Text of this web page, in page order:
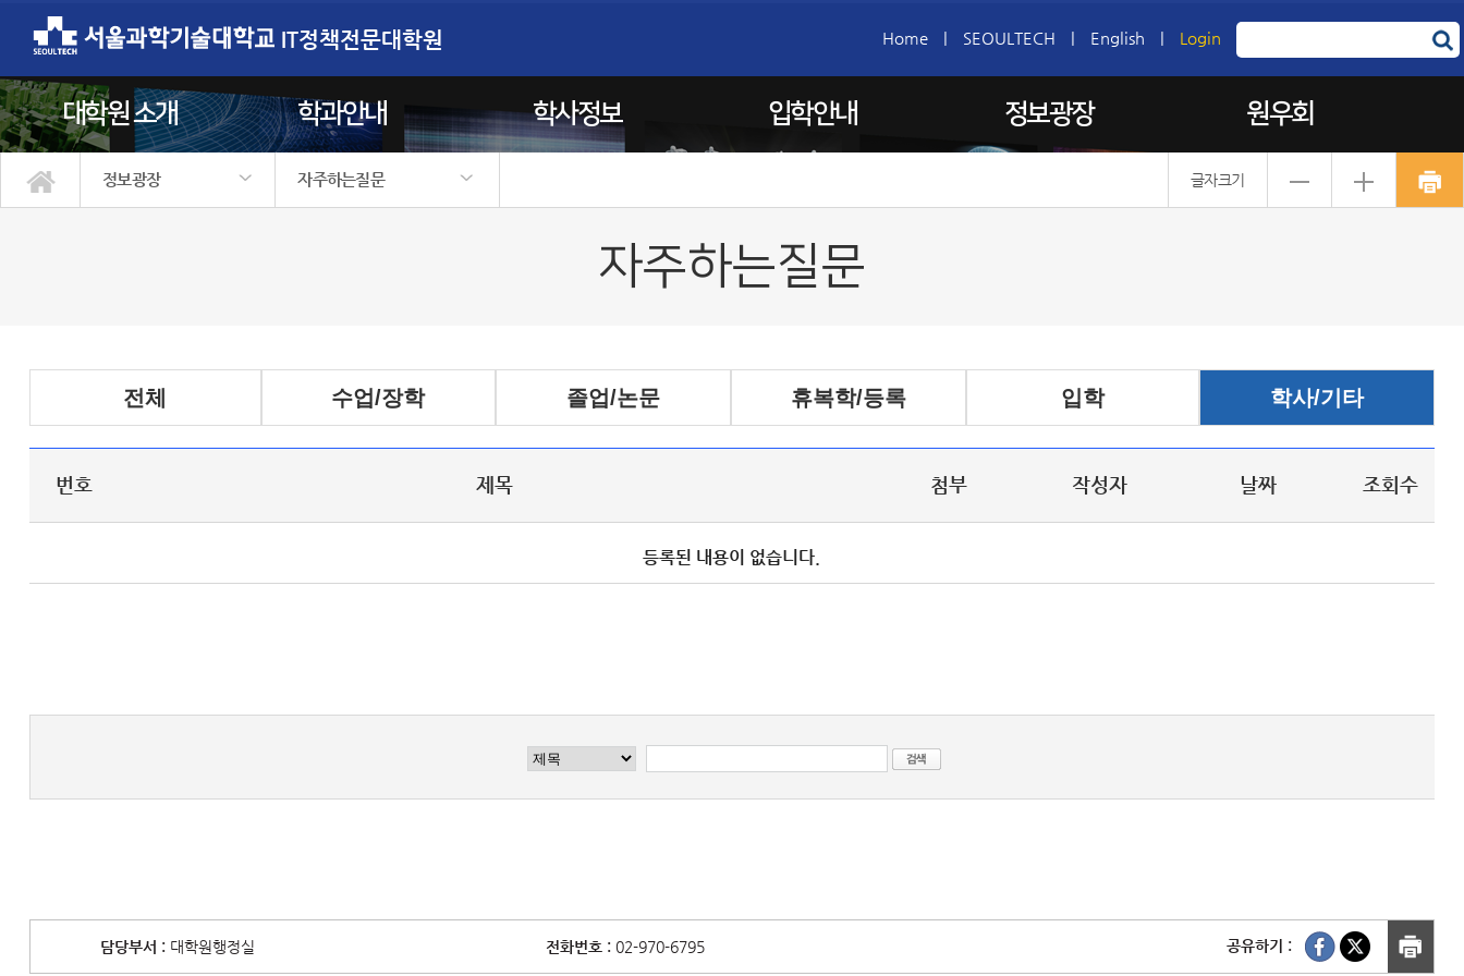
IT정책전문대학원 Home | SEOULTECH | English | Login
대학원 소개 학과안내 학사정보 입학안내 정보광장 원우회
정보광장
대학원 소개
학과안내
학사정보
입학안내
정보광장
원우회
자주하는질문
공지/소식
행사갤러리
정보자료실
자주하는질문
글자크기
자주하는질문
전체 수업/장학 졸업/논문 휴복학/등록 입학 학사/기타
번호 제목 첨부 작성자 날짜 조회수
등록된 내용이 없습니다.
담당부서 : 대학원행정실 전화번호 : 02-970-6795 공유하기 :